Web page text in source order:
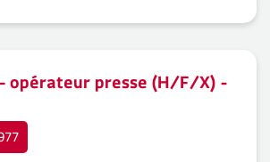
opérateur presse (H/F/X) -